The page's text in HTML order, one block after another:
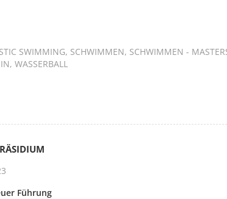
SWIMMING SCHWIMMEN SCHWIMMEN -
WASSERBALL
Führung